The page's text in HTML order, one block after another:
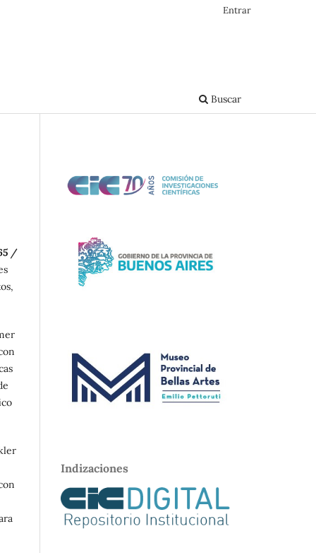
Buscar
Entrar
/
Indizaciones